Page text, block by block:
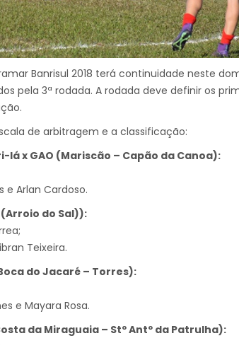
Banrisul 2018 terá continuidade neste
pela 3ª rodada. A rodada deve definir os
de arbitragem e a classificação:
lá x GAO (Mariscão – Capão da Canoa):
e Arlan Cardoso.
(Arroio do Sal)):
Teixeira.
do Jacaré – Torres):
e Mayara Rosa.
da Miraguaia – Stº Antº da Patrulha):